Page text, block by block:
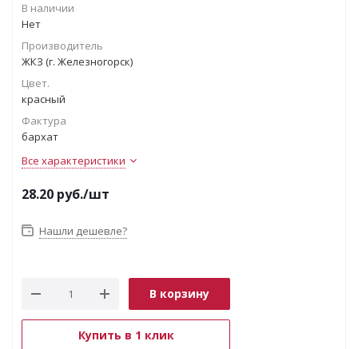
В наличии
Нет
Производитель
ЖКЗ (г. Железногорск)
Цвет.
красный
Фактура
бархат
Все характеристики
28.20 руб./шт
Нашли дешевле?
В корзину
Купить в 1 клик